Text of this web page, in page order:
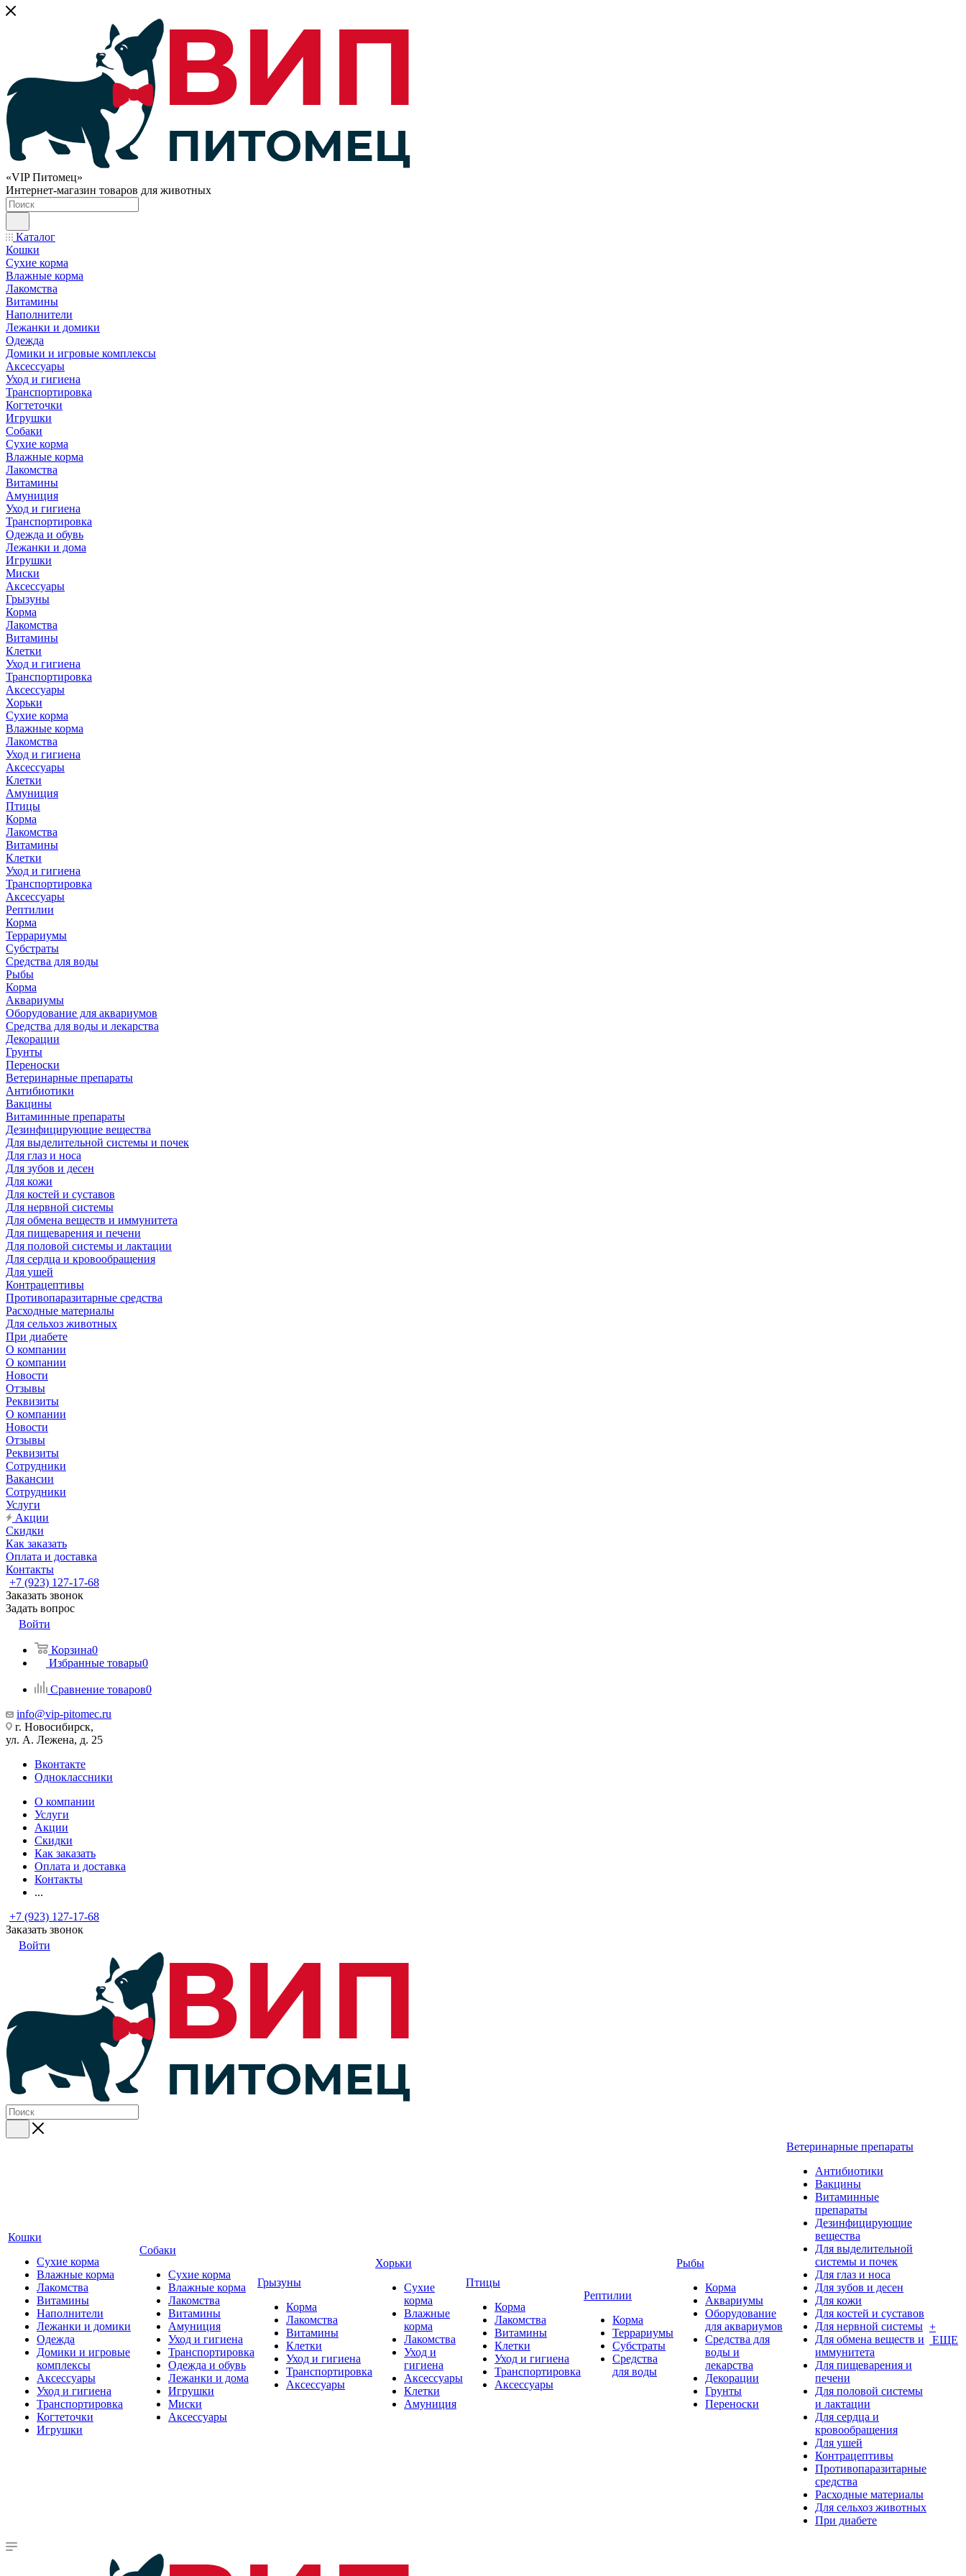
«VIP Питомец»
Интернет-магазин товаров для животных
Каталог
Кошки
Сухие корма
Влажные корма
Лакомства
Витамины
Наполнители
Лежанки и домики
Одежда
Домики и игровые комплексы
Аксессуары
Уход и гигиена
Транспортировка
Когтеточки
Игрушки
Собаки
Сухие корма
Влажные корма
Лакомства
Витамины
Амуниция
Уход и гигиена
Транспортировка
Одежда и обувь
Лежанки и дома
Игрушки
Миски
Аксессуары
Грызуны
Корма
Лакомства
Витамины
Клетки
Уход и гигиена
Транспортировка
Аксессуары
Хорьки
Сухие корма
Влажные корма
Лакомства
Уход и гигиена
Аксессуары
Клетки
Амуниция
Птицы
Корма
Лакомства
Витамины
Клетки
Уход и гигиена
Транспортировка
Аксессуары
Рептилии
Корма
Террариумы
Субстраты
Средства для воды
Рыбы
Корма
Аквариумы
Оборудование для аквариумов
Средства для воды и лекарства
Декорации
Грунты
Переноски
Ветеринарные препараты
Антибиотики
Вакцины
Витаминные препараты
Дезинфицирующие вещества
Для выделительной системы и почек
Для глаз и носа
Для зубов и десен
Для кожи
Для костей и суставов
Для нервной системы
Для обмена веществ и иммунитета
Для пищеварения и печени
Для половой системы и лактации
Для сердца и кровообращения
Для ушей
Контрацептивы
Противопаразитарные средства
Расходные материалы
Для сельхоз животных
При диабете
О компании
О компании
Новости
Отзывы
Реквизиты
О компании
Новости
Отзывы
Реквизиты
Сотрудники
Вакансии
Сотрудники
Услуги
Акции
Скидки
Как заказать
Оплата и доставка
Контакты
+7 (923) 127-17-68
Заказать звонок
Задать вопрос
Войти
Корзина0
Избранные товары0
Сравнение товаров0
info@vip-pitomec.ru
г. Новосибирск,
ул. А. Лежена, д. 25
Вконтакте
Одноклассники
О компании
Услуги
Акции
Скидки
Как заказать
Оплата и доставка
Контакты
...
+7 (923) 127-17-68
Заказать звонок
Войти
Кошки
Сухие корма
Влажные корма
Лакомства
Витамины
Наполнители
Лежанки и домики
Одежда
Домики и игровые
комплексы
Аксессуары
Уход и гигиена
Транспортировка
Когтеточки
Игрушки
Собаки
Сухие корма
Влажные корма
Лакомства
Витамины
Амуниция
Уход и гигиена
Транспортировка
Одежда и обувь
Лежанки и дома
Игрушки
Миски
Аксессуары
Грызуны
Корма
Лакомства
Витамины
Клетки
Уход и гигиена
Транспортировка
Аксессуары
Хорьки
Сухие
корма
Влажные
корма
Лакомства
Уход и
гигиена
Аксессуары
Клетки
Амуниция
Птицы
Корма
Лакомства
Витамины
Клетки
Уход и гигиена
Транспортировка
Аксессуары
Рептилии
Корма
Террариумы
Субстраты
Средства
для воды
Рыбы
Корма
Аквариумы
Оборудование
для аквариумов
Средства для
воды и
лекарства
Декорации
Грунты
Переноски
Ветеринарные препараты
Антибиотики
Вакцины
Витаминные
препараты
Дезинфицирующие
вещества
Для выделительной
системы и почек
Для глаз и носа
Для зубов и десен
Для кожи
Для костей и суставов
Для нервной системы
Для обмена веществ и
иммунитета
Для пищеварения и
печени
Для половой системы
и лактации
Для сердца и
кровообращения
Для ушей
Контрацептивы
Противопаразитарные
средства
Расходные материалы
Для сельхоз животных
При диабете
+
ЕЩЕ